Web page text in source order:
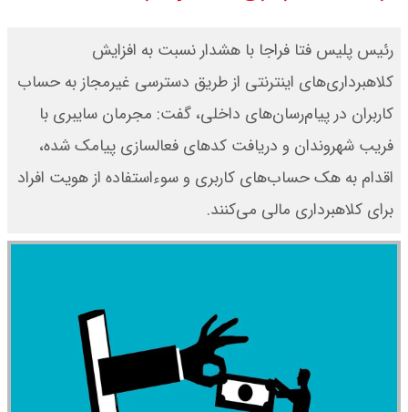
امیر جهانشاهی: پای نظامی آمریکایی
به ایران باز شود آن را قطع می‌کنیم +
ونس در بن‌بست سیاسی قرار دارد
رئیس پلیس فتا فراجا با هشدار نسبت به افزایش
کلاهبرداری‌های اینترنتی از طریق دسترسی غیرمجاز به حساب
کاربران در پیام‌رسان‌های داخلی، گفت: مجرمان سایبری با
فریب شهروندان و دریافت کدهای فعالسازی پیامک شده،
اقدام به هک حساب‌های کاربری و سوءاستفاده از هویت افراد
برای کلاهبرداری مالی می‌کنند.